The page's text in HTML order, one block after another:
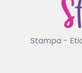
Stampa -